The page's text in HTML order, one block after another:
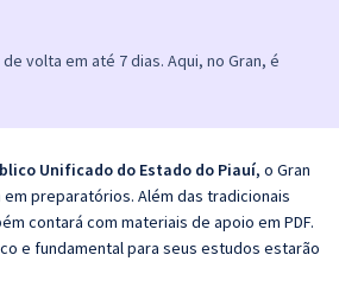
volta em até 7 dias. Aqui, no Gran, é
Unificado do Estado do Piauí, o Gran
preparatórios. Além das tradicionais
contará com materiais de apoio em PDF.
e fundamental para seus estudos estarão